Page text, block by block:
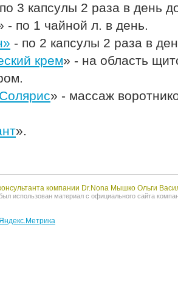
3 капсулы 2 раза в день
- по 1 чайной л. в день.
- по 2 капсулы 2 раза в
крем» - на область
» - массаж
».
компании Dr.Nona Мышко Ольги
использован материал с официального сайта